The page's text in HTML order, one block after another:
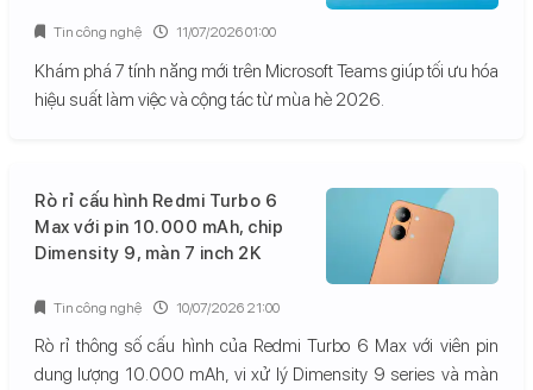
Khám phá 7 tính năng mới trên Microsoft Teams giúp tối ưu hóa
hiệu suất làm việc và cộng tác từ mùa hè 2026.
Tin công nghệ 11/07/2026 01:00
Rò rỉ cấu hình Redmi Turbo 6
Max với pin 10.000 mAh, chip
Dimensity 9, màn 7 inch 2K
Rò rỉ thông số cấu hình của Redmi Turbo 6 Max với viên pin
dung lượng 10.000 mAh, vi xử lý Dimensity 9 series và màn
Tin công nghệ 10/07/2026 21:00